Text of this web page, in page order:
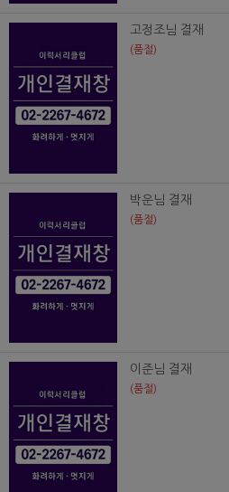
고정조님 결재
(품절)
박운님 결재
(품절)
이준님 결재
(품절)